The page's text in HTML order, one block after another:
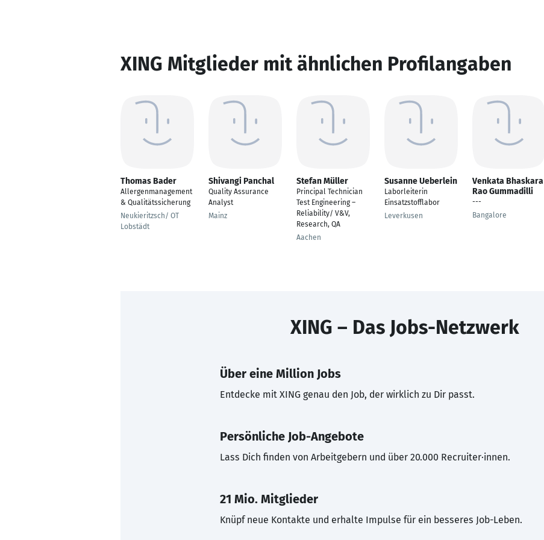
XING Mitglieder mit ähnlichen Profilangaben
Thomas Bader
Allergenmanagement
& Qualitätssicherung
Neukieritzsch/ OT
Lobstädt
Shivangi Panchal
Quality Assurance
Analyst
Mainz
Stefan Müller
Principal Technician
Test Engineering –
Reliability/ V&V,
Research, QA
Aachen
Susanne Ueberlein
Laborleiterin
Einsatzstofflabor
Leverkusen
Venkata Bhaskara
Rao Gummadilli
---
Bangalore
XING – Das Jobs-Netzwerk
Über eine Million Jobs
Entdecke mit XING genau den Job, der wirklich zu Dir passt.
Persönliche Job-Angebote
Lass Dich finden von Arbeitgebern und über 20.000 Recruiter·innen.
21 Mio. Mitglieder
Knüpf neue Kontakte und erhalte Impulse für ein besseres Job-Leben.